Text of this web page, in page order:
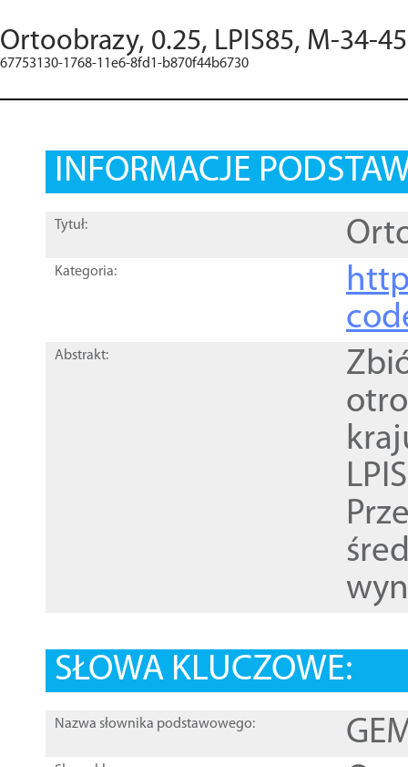
Ortoobrazy, 0.25, LPIS85, M-34-
67753130-1768-11e6-8fd1-b870f44b6730
INFORMACJE
Tytuł:
Kategoria:
Abstrakt:
SŁOWA KLUCZOWE:
Nazwa słownika podstawowego: